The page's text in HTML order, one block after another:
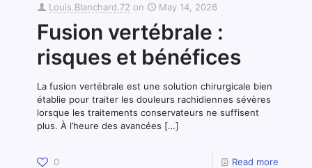
Louis.Blanchard.72 on May 14, 2026
Fusion vertébrale :
risques et bénéfices
La fusion vertébrale est une solution chirurgicale bien
établie pour traiter les douleurs rachidiennes sévères
lorsque les traitements conservateurs ne suffisent
plus. À l’heure des avancées […]
0 Read more